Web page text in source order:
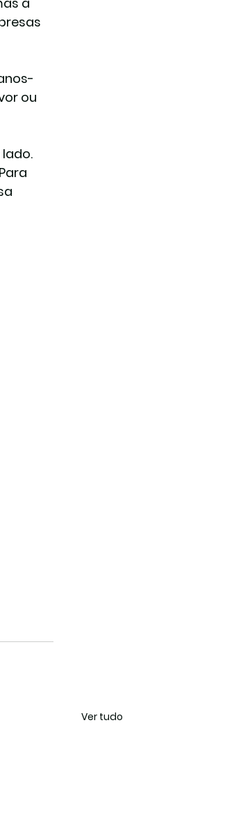
ou
Ver tudo